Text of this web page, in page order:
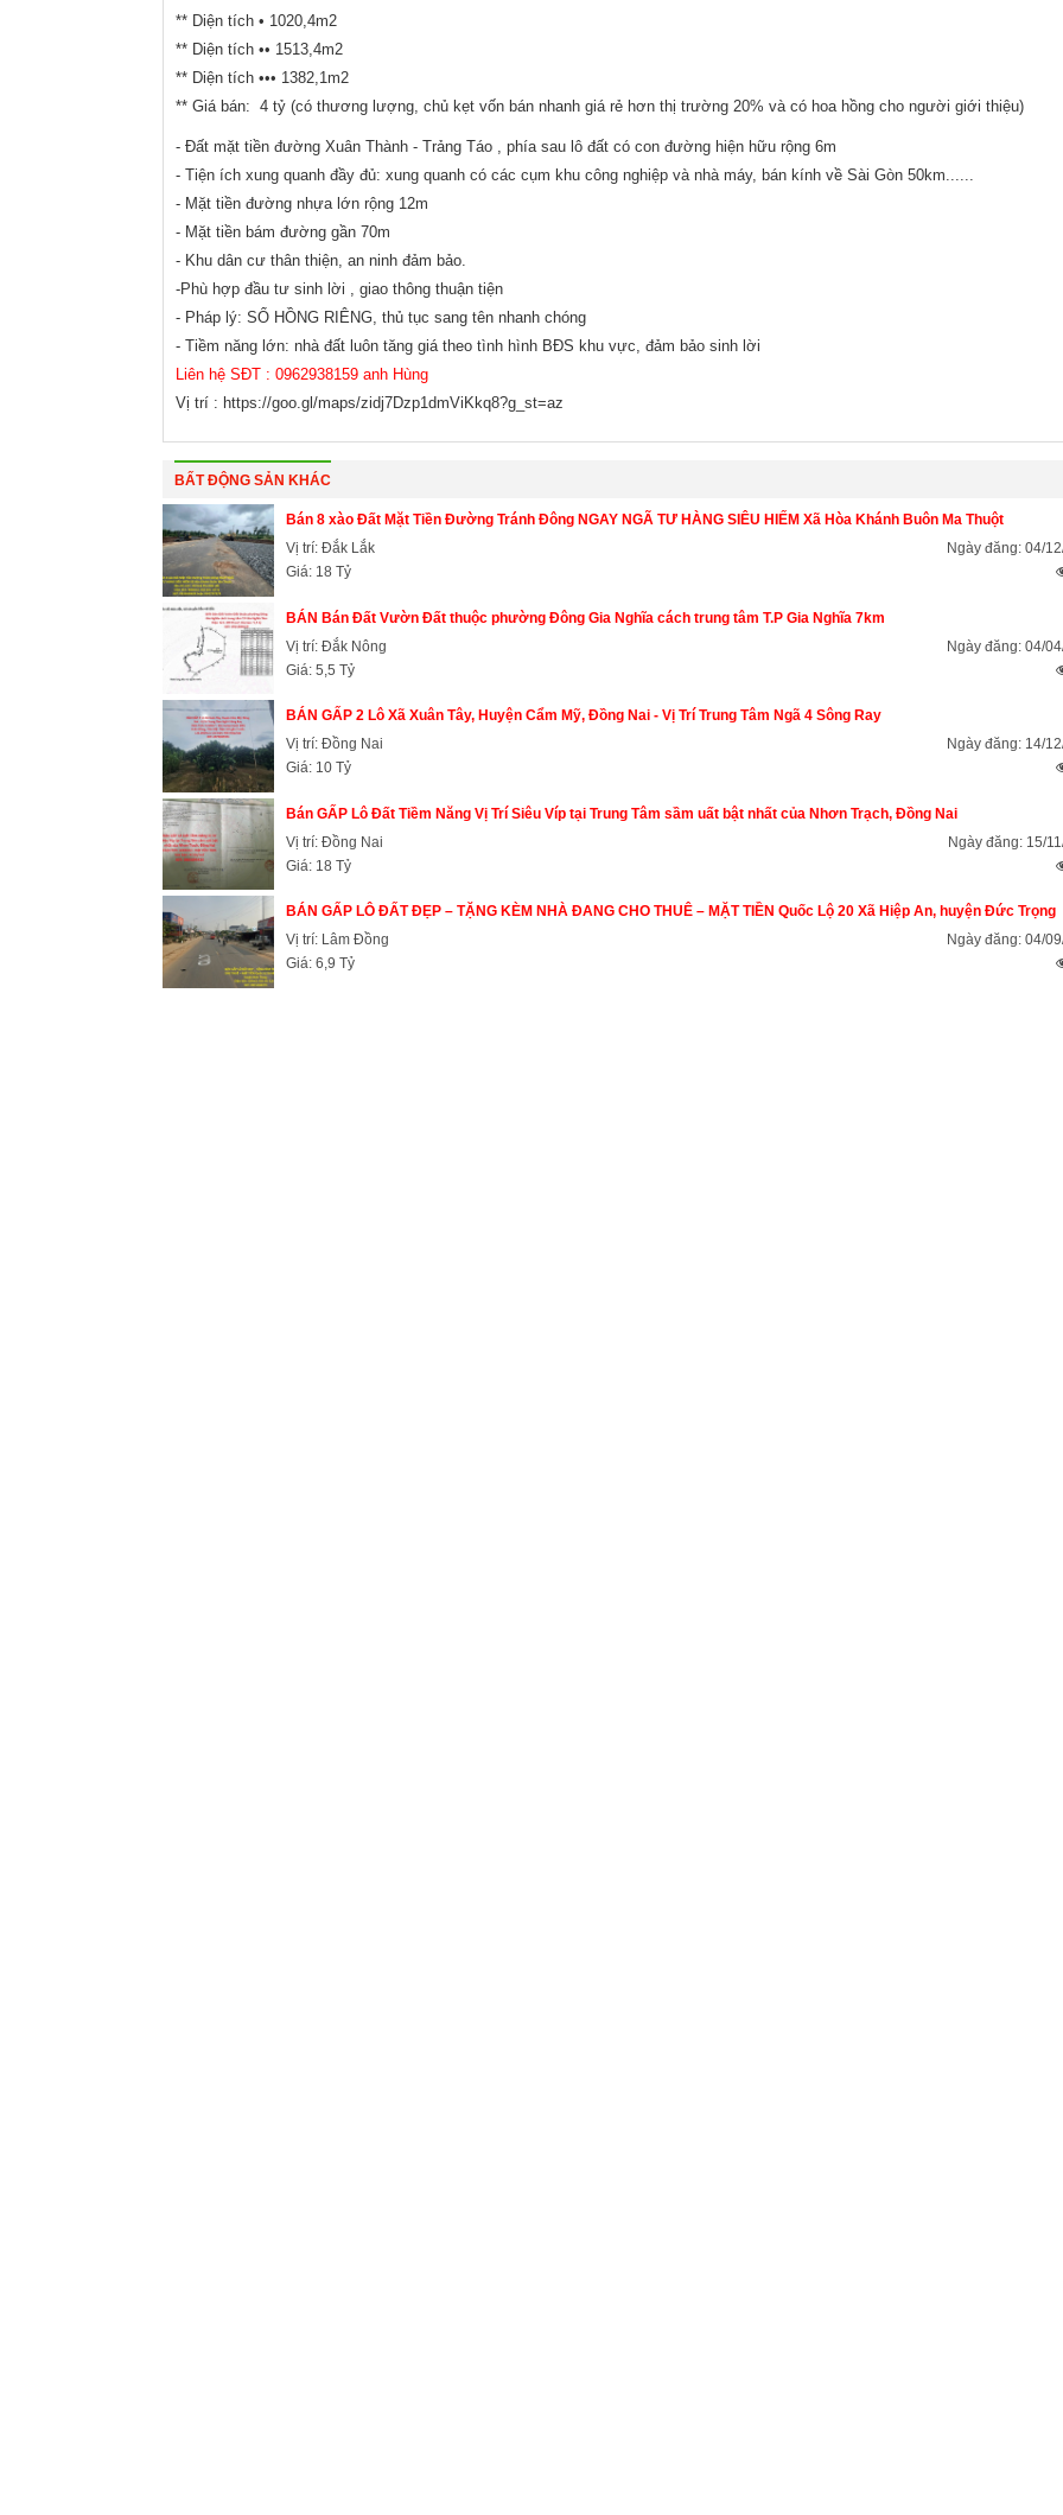
** Diện tích • 1020,4m2
** Diện tích •• 1513,4m2
** Diện tích ••• 1382,1m2
** Giá bán: 4 tỷ (có thương lượng, chủ kẹt vốn bán nhanh giá rẻ hơn thị trường 20% và có hoa hồng cho người giới thiệu)
- Đất mặt tiền đường Xuân Thành - Trảng Táo , phía sau lô đất có con đường hiện hữu rộng 6m
- Tiện ích xung quanh đầy đủ: xung quanh có các cụm khu công nghiệp và nhà máy, bán kính về Sài Gòn 50km......
- Mặt tiền đường nhựa lớn rộng 12m
- Mặt tiền bám đường gần 70m
- Khu dân cư thân thiện, an ninh đảm bảo.
-Phù hợp đầu tư sinh lời , giao thông thuận tiện
- Pháp lý: SỔ HỒNG RIÊNG, thủ tục sang tên nhanh chóng
- Tiềm năng lớn: nhà đất luôn tăng giá theo tình hình BĐS khu vực, đảm bảo sinh lời
Liên hệ SĐT : 0962938159 anh Hùng
Vị trí : https://goo.gl/maps/zidj7Dzp1dmViKkq8?g_st=az
BẤT ĐỘNG SẢN KHÁC
Bán 8 xào Đất Mặt Tiền Đường Tránh Đông NGAY NGÃ TƯ HÀNG SIÊU HIẾM Xã Hòa Khánh Buôn Ma Thuột
Vị trí: Đắk Lắk
Giá: 18 Tỷ
Ngày đăng: 04/
BÁN Bán Đất Vườn Đất thuộc phường Đông Gia Nghĩa cách trung tâm T.P Gia Nghĩa 7km
Vị trí: Đắk Nông
Giá: 5,5 Tỷ
Ngày đăng: 04/
BÁN GẤP 2 Lô Xã Xuân Tây, Huyện Cẩm Mỹ, Đồng Nai - Vị Trí Trung Tâm Ngã 4 Sông Ray
Vị trí: Đồng Nai
Giá: 10 Tỷ
Ngày đăng: 14/
Bán GẤP Lô Đất Tiềm Năng Vị Trí Siêu Víp tại Trung Tâm sầm uất bật nhất của Nhơn Trạch, Đồng Nai
Vị trí: Đồng Nai
Giá: 18 Tỷ
Ngày đăng: 15/
BÁN GẤP LÔ ĐẤT ĐẸP – TẶNG KÈM NHÀ ĐANG CHO THUÊ – MẶT TIỀN Quốc Lộ 20 Xã Hiệp An, huyện Đức Trọng
Vị trí: Lâm Đồng
Giá: 6,9 Tỷ
Ngày đăng: 04/